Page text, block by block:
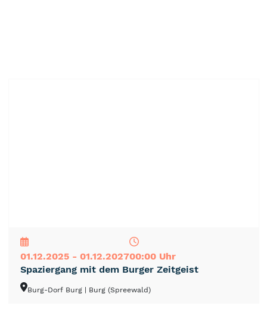
01.12.2025 - 01.12.202700:00 Uhr
Spaziergang mit dem Burger Zeitgeist
Burg-Dorf Burg | Burg (Spreewald)